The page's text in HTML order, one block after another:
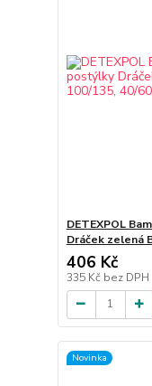
DETEXPOL
Dráček zelená
406 Kč
335 Kč bez DPH
Novinka